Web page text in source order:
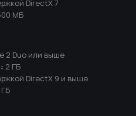
DirectX 7
МБ
2 Duo или выше
2 ГБ
DirectX 9 и выше
ГБ